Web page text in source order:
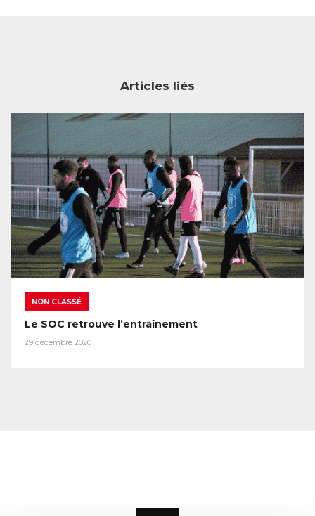
Articles liés
NON CLASSÉ
Le SOC retrouve l’entraînement
29 décembre 2020